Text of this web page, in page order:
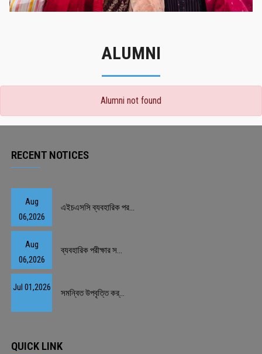
ALUMNI
Alumni not found
RECENT NOTICES
Aug
06,2026
এইচএসসি ব্যবহারিক পর...
Aug
06,2026
ব্যবহারিক পরীক্ষার স...
Jul 01,2026
সমন্বিত উপবৃত্তি কর্...
QUICK LINK